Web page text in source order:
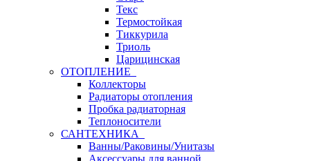
Текс
Термостойкая
Тиккурила
Триоль
Царицинская
ОТОПЛЕНИЕ
Коллекторы
Радиаторы отопления
Пробка радиаторная
Теплоносители
САНТЕХНИКА
Ванны/Раковины/Унитазы
Аксессуары для ванной